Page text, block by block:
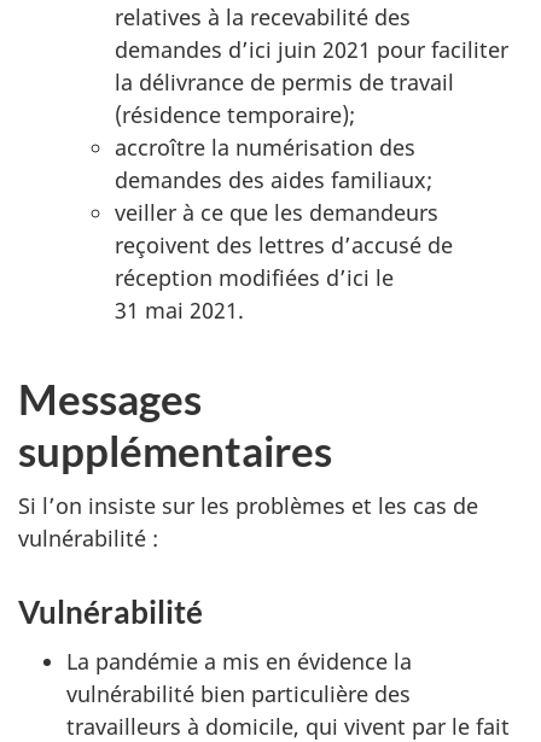
relatives à la recevabilité des
demandes d’ici juin 2021 pour faciliter
la délivrance de permis de travail
(résidence temporaire);
accroître la numérisation des
demandes des aides familiaux;
veiller à ce que les demandeurs
reçoivent des lettres d’accusé de
réception modifiées d’ici le
31 mai 2021.
Messages
supplémentaires
Si l’on insiste sur les problèmes et les cas de
vulnérabilité :
Vulnérabilité
La pandémie a mis en évidence la
vulnérabilité bien particulière des
travailleurs à domicile, qui vivent par le fait